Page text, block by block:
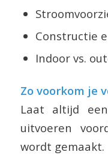
Constructie
Indoor vs.
Zo voorkom je
Laat altijd
uitvoeren
wordt gemaakt.